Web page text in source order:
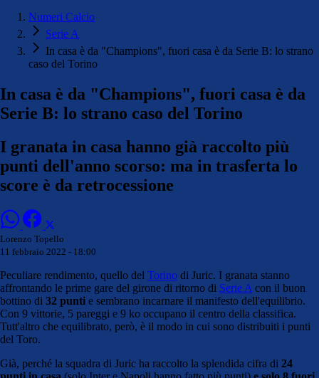
Numeri Calcio
Serie A
In casa è da "Champions", fuori casa è da Serie B: lo strano
caso del Torino
In casa è da "Champions", fuori casa è da
Serie B: lo strano caso del Torino
I granata in casa hanno già raccolto più
punti dell'anno scorso: ma in trasferta lo
score è da retrocessione
Lorenzo Topello
11 febbraio 2022 - 18:00
Peculiare rendimento, quello del Torino di Juric. I granata stanno
affrontando le prime gare del girone di ritorno di Serie A con il buon
bottino di 32 punti e sembrano incarnare il manifesto dell'equilibrio.
Con 9 vittorie, 5 pareggi e 9 ko occupano il centro della classifica.
Tutt'altro che equilibrato, però, è il modo in cui sono distribuiti i punti
del Toro.
Già, perché la squadra di Juric ha raccolto la splendida cifra di 24